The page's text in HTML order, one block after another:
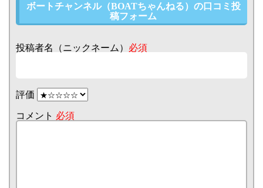
ボートチャンネル（BOATちゃんねる）の口コミ投
稿フォーム
投稿者名（ニックネーム） 必須
評価
コメント 必須